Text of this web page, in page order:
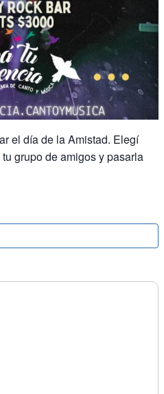
el día de la Amistad. Elegí
grupo de amigos y pasarla